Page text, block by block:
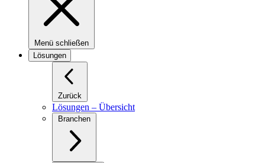
Menü schließen
Lösungen
Zurück
Lösungen – Übersicht
Branchen